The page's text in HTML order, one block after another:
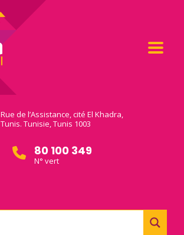
Rue de l’Assistance, cité El Khadra,
Tunis. Tunisie, Tunis 1003
80 100 349
N° vert